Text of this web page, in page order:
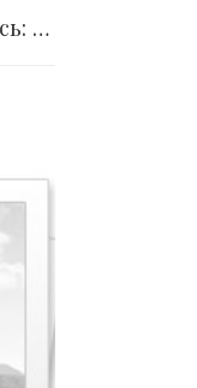
Чего вы на самом деле боитесь: скрытые страхи..